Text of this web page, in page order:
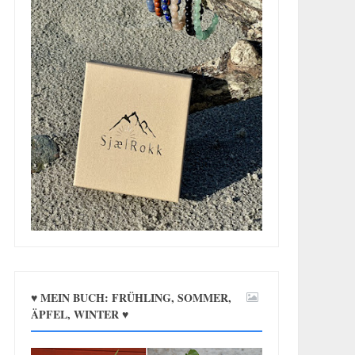
♥ MEIN BUCH: FRÜHLING, SOMMER,
ÄPFEL, WINTER ♥